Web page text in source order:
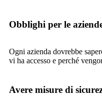
Obblighi per le
Ogni azienda dovrebbe
vi ha accesso e perché
Avere misure di